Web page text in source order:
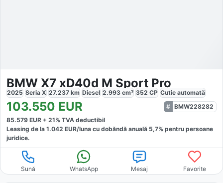
BMW X7 xD40d M Sport Pro
2025 Seria X 27.237 km Diesel 2.993 cm³ 352 CP Cutie automată
103.550 EUR
BMW228282
85.579 EUR + 21% TVA deductibil
Leasing de la 1.042 EUR/luna cu dobăndă anuală 5,7% pentru persoane
juridice.
Sună WhatsApp Mesaj Favorite